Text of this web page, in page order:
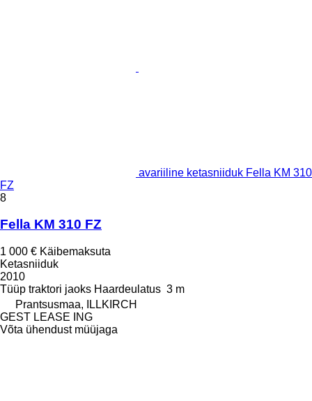
avariiline ketasniiduk Fella KM 310
FZ
8
Fella KM 310 FZ
1 000 € Käibemaksuta
Ketasniiduk
2010
Tüüp traktori jaoks Haardeulatus 3 m
Prantsusmaa, ILLKIRCH
GEST LEASE ING
Võta ühendust müüjaga